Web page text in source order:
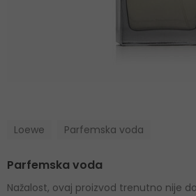
Loewe Parfemska voda
Parfemska voda
Nažalost, ovaj proizvod trenutno nije